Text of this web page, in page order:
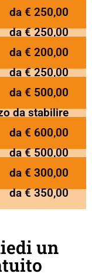
da € 250,00
da € 250,00
da € 200,00
da € 250,00
da € 500,00
da stabilire
da € 600,00
da € 500,00
da € 300,00
da € 350,00
un